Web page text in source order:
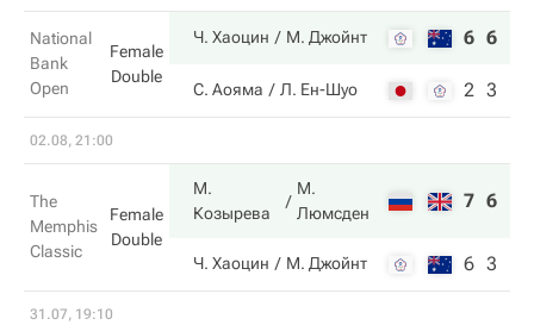
National
Bank
Open
Female
Double
Ч. Хаоцин М. Джойнт 6 6
С. Аояма Л. Ен-Шуо 2 3
02.08, 21:00
The
Memphis
Classic
Female
Double
М.
Козырева
М.
Люмсден
7 6
Ч. Хаоцин М. Джойнт 6 3
31.07, 19:10